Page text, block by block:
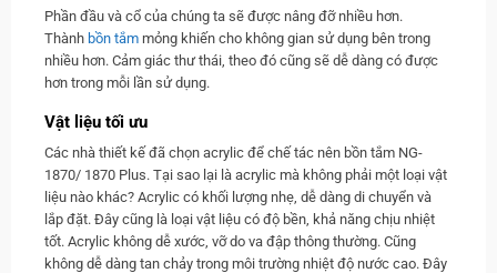
Phần đầu và cổ của chúng ta sẽ được nâng đỡ nhiều hơn.
Thành bồn tắm mỏng khiến cho không gian sử dụng bên trong
nhiều hơn. Cảm giác thư thái, theo đó cũng sẽ dễ dàng có được
hơn trong mỗi lần sử dụng.
Vật liệu tối ưu
Các nhà thiết kế đã chọn acrylic để chế tác nên bồn tắm NG-
1870/ 1870 Plus. Tại sao lại là acrylic mà không phải một loại vật
liệu nào khác? Acrylic có khối lượng nhẹ, dễ dàng di chuyển và
lắp đặt. Đây cũng là loại vật liệu có độ bền, khả năng chịu nhiệt
tốt. Acrylic không dễ xước, vỡ do va đập thông thường. Cũng
không dễ dàng tan chảy trong môi trường nhiệt độ nước cao. Đây